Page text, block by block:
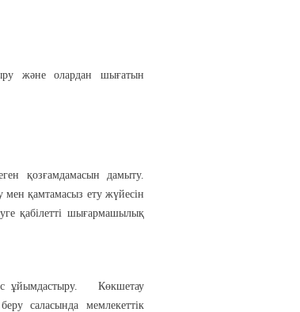
және олардан шығатын
қозғамдамасын дамыту.
мен қамтамасыз ету жүйесін
қабілетті шығармашылық
ұйымдастыру. Көкшетау
саласында мемлекеттік